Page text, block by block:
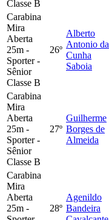
Classe B
Carabina
Mira
Aberta
25m -
Sporter -
Sênior
Classe B
26º
Alberto
Antonio da
Cunha
Saboia
Carabina
Mira
Aberta
25m -
Sporter -
Sênior
Classe B
27º
Guilherme
Borges de
Almeida
Carabina
Mira
Aberta
25m -
28º
Agenildo
Bandeira